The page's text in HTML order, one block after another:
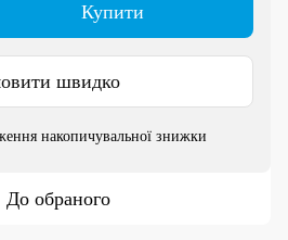
Купити
швидко
накопичувальної знижки
До обраного